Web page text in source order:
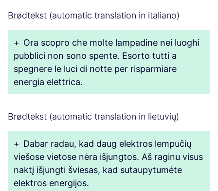
Brødtekst (automatic translation in italiano)
+ Ora scopro che molte lampadine nei luoghi
pubblici non sono spente. Esorto tutti a
spegnere le luci di notte per risparmiare
energia elettrica.
Brødtekst (automatic translation in lietuvių)
+ Dabar radau, kad daug elektros lempučių
viešose vietose nėra išjungtos. Aš raginu visus
naktį išjungti šviesas, kad sutaupytumėte
elektros energijos.